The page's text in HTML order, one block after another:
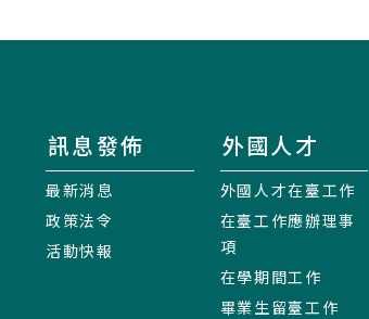
訊息發佈
最新消息
政策法令
活動快報
外國人才
外國人才在臺工作
在臺工作應辦理事
項
在學期間工作
畢業生留臺工作